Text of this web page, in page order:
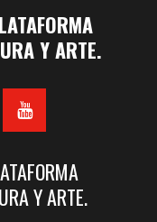
Y ARTE.
Y ARTE.